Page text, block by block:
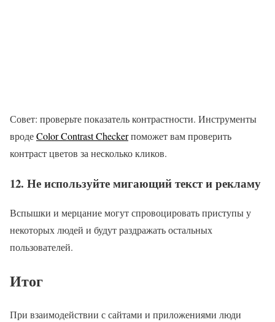
Совет: проверьте показатель контрастности. Инструменты
вродеColor Contrast Checkerпоможет вам проверить
контраст цветов за несколько кликов.
12. Не используйте мигающий текст и рекламу
Вспышки и мерцание могут спровоцировать приступы у
некоторых людей и будут раздражать остальных
пользователей.
Итог
При взаимодействии с сайтами и приложениями люди